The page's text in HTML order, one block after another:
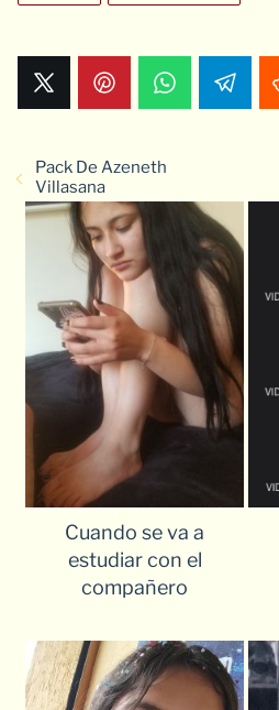
Pack De Azeneth
Villasana
Cuando se va a
estudiar con el
compañero